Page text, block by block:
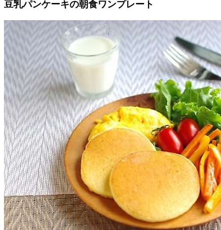
豆乳パンケーキの朝食ワンプレート